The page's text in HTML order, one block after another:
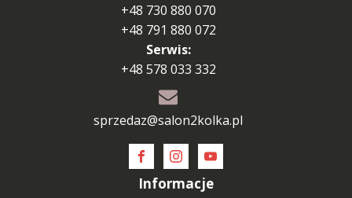
+48 730 880 070
+48 791 880 072
Serwis:
+48 578 033 332
sprzedaz@salon2kolka.pl
Informacje